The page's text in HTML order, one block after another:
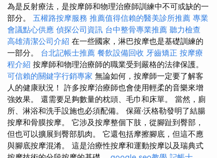
為是反射療法，是按摩師和物理治療師訓練中不可或缺的一
部分。 五權路按摩服務 推薦值得信賴的醫美診所推薦 專業
會議點心供應 偵探公司資訊 台中整骨專業推薦 聽力檢查
高雄清潔公司介紹 在一些國家，淋巴按摩也是基礎訓練的
一部分。 台北記帳士推薦 餐飲設備回收 牙齒矯正 按摩療
程介紹 按摩師和物理治療師的職業受到嚴格的法律保護。
可信賴的關鍵字行銷專家 無論如何，按摩師一定要了解客
人的健康狀況！ 許多按摩治療師也會使用輕柔的音樂來增
強效果。 還需要足夠數量的枕頭、毛巾和床單。 當然，廁
所、淋浴和洗手設施也必須配備。 保羅·沃格勒發明了結腸
按摩和骨膜按摩。 它涉及按摩整個下肢，從腳趾到臀部，
但也可以擴展到臀部肌肉。 它還包括摩擦腳底，但這不應
與腳底按摩混淆。 這是治療性按摩和運動按摩以及瑞典式